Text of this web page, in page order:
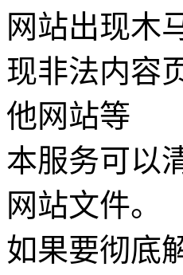
网站出现木
现非法内容
他网站等
本服务可以
网站文件。
如果要彻底